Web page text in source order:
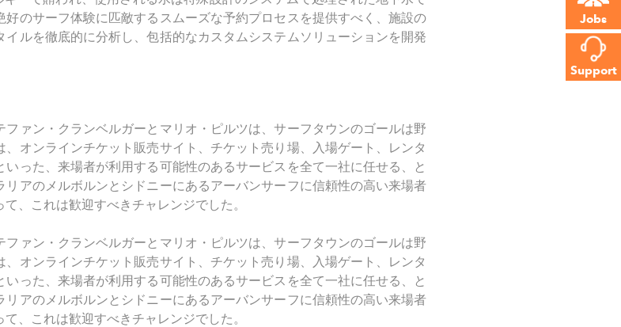
Jobs
Support
のサーフ体験に匹敵するスムーズな予約プロセスを提供すべく、施設の
ルを徹底的に分析し、包括的なカスタムシステムソリューションを開発
ァン・クランベルガーとマリオ・ピルツは、サーフタウンのゴールは野
オンラインチケット販売サイト、チケット売り場、入場ゲート、レンタ
った、来場者が利用する可能性のあるサービスを全て一社に任せる、と
アのメルボルンとシドニーにあるアーバンサーフに信頼性の高い来場者
、これは歓迎すべきチャレンジでした。
ァン・クランベルガーとマリオ・ピルツは、サーフタウンのゴールは野
オンラインチケット販売サイト、チケット売り場、入場ゲート、レンタ
った、来場者が利用する可能性のあるサービスを全て一社に任せる、と
アのメルボルンとシドニーにあるアーバンサーフに信頼性の高い来場者
、これは歓迎すべきチャレンジでした。